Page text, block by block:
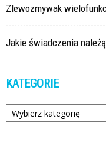
Zlewozmywak
Jakie świadczenia
KATEGORIE
Kategorie